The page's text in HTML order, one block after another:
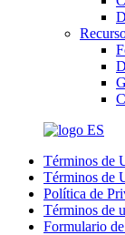
ES
Términos de
Términos de
Política de
Términos de
Formulario